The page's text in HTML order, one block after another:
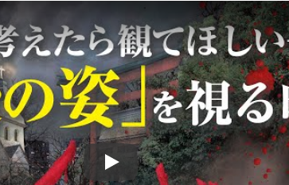
Play